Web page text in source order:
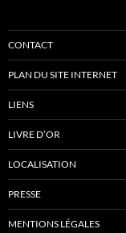
CONTACT
PLAN DU SITE INTERNET
LIENS
LIVRE D’OR
LOCALISATION
PRESSE
MENTIONS LÉGALES